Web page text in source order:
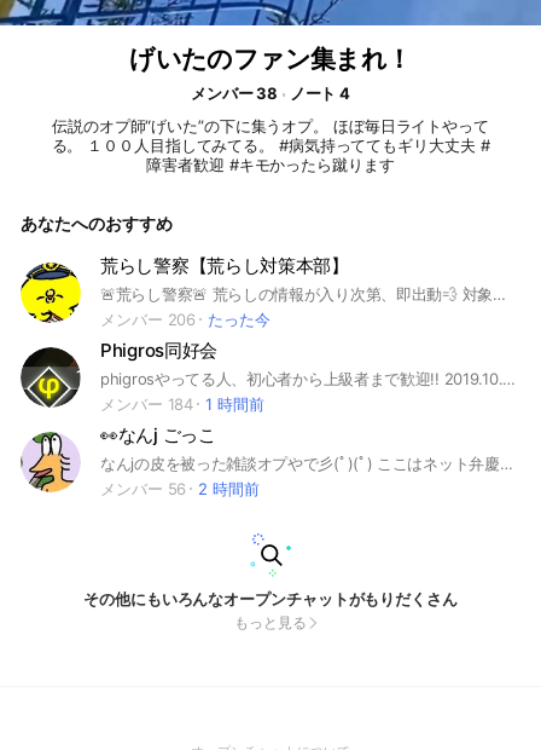
げいたのファン集まれ！
メンバー 38
ノート 4
伝説のオプ師“げいた”の下に集うオプ。 ほぼ毎日ライトやって
る。 １００人目指してみてる。 #病気持っててもギリ大丈夫 #
障害者歓迎 #キモかったら蹴ります
あなたへのおすすめ
荒らし警察【荒らし対策本部】
🚨荒らし警察🚨 荒らしの情報が入り次第、即出動💨 対象のオプに向かい、荒らしを撃退します⚔️🔥 🛡️みんなで平和なオプを守ろう！✨ (1代目管理人)
メンバー 206
たった今
Phigros同好会
phigrosやってる人、初心者から上級者まで歓迎!! 2019.10.27〜
メンバー 184
1 時間前
👀なんj ごっこ
なんjの皮を被った雑談オプやで彡(ﾟ)(ﾟ) ここはネット弁慶の巣窟。 ♦️【報告】4月19日深夜1時頃、ほぼ全員が日米に退会させられたみたい。全員再参加できるようにしたから、もし気付いたらまた入ってきてね。我々はこの事態を重く受け止め…… ▶よくなんjに憧れてるガキとか晒されてるけど、ヤバいやつも受け入れる雑談オプってだけやからあんま気にせんでくれ。宣伝ワ嬉しい。 【ルール】民度低くても最低限のマナーは守ること。 1.エセ関西弁(猛虎弁)を使うこと。 なんj特有のやつ彡(^)(^) なんでもええけどな 2.煽りや荒らし かわいい煽り合いまではセーフ 過剰に反応せんと、ニヤニヤ眺めてたらええわ 3.宣伝目的の投稿 やりすぎたらダルいから注意 4.個人情報や誹謗中傷 個人情報の晒すのと誹謗中傷はアウト。法律違反は退会やで 5.空気を読む がんばれと。 ある程度の対ネットメンタル があればヨシ👉 #なんj #なんジェー #なんジェイ #なんでも実況J #掲示板 #ごっこ #自由 #雑談 #ピチピチギャル
メンバー 56
2 時間前
その他にもいろんなオープンチャットがもりだくさん
もっと見る